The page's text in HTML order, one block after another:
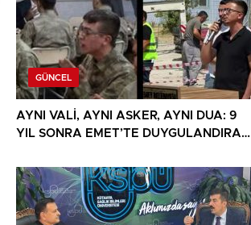
GÜNCEL
AYNI VALİ, AYNI ASKER, AYNI DUA: 9
YIL SONRA EMET’TE DUYGULANDIRAN